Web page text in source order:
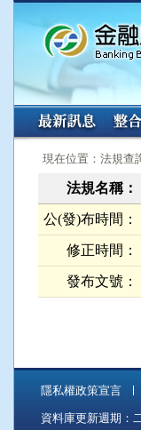
:::
現在位置：法規查
法規名稱：
公(發)布時間：
修正時間：
發布文號：
隱私權政策宣言
資料庫更新週期：